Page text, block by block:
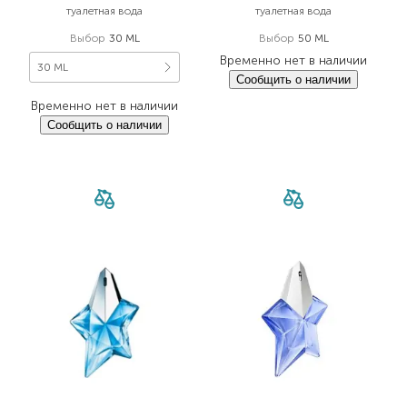
туалетная вода
Выбор 30 ML
30 ML
Временно нет в наличии
Сообщить о наличии
туалетная вода
Выбор 50 ML
Временно нет в наличии
Сообщить о наличии